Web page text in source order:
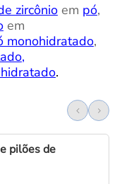
zircônioem pó,
em
monohidratado,
,
.
pilões de